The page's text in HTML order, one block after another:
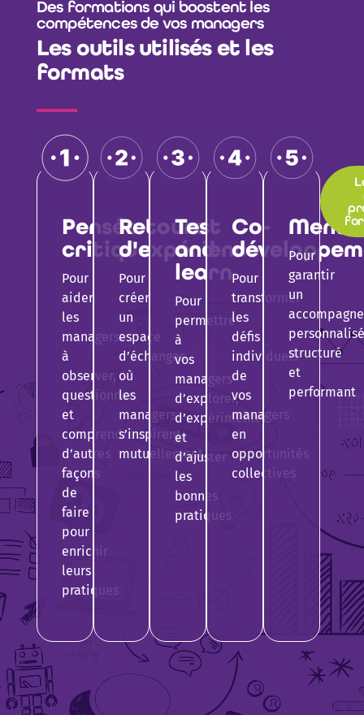
Des formations qui boostent les
compétences de vos managers
Les outils utilisés et les
formats
Pensée
critique
Pour
aider
les
managers
à
observer,
questionner
et
comprendre
d’autres
façons
de
faire
pour
enrichir
leurs
pratiques
Retours
d'expérience
Pour
créer
un
espace
d’échanges
où
les
managers
s’inspirent
mutuellement
Test
and
learn​
Pour
permettre
à
vos
managers
d’explorer,
d’expérimenter
et
d’ajuster
les
bonnes
pratiques
Co-
Pour
transformer
les
défis
individuels
de
vos
managers
en
opportunités
collectives
Pour
garantir
un
structuré
et
performant